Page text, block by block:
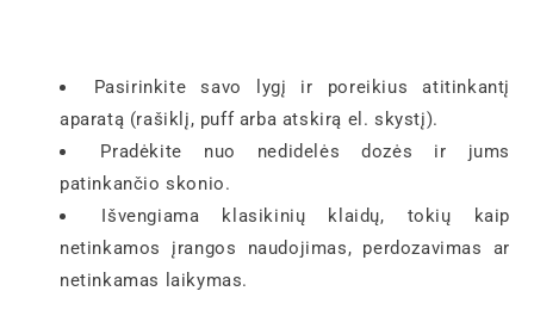
Pasirinkite savo lygį ir poreikius atitinkantį
aparatą (rašiklį, puff arba atskirą el. skystį).
Pradėkite nuo nedidelės dozės ir jums
patinkančio skonio.
Išvengiama klasikinių klaidų, tokių kaip
netinkamos įrangos naudojimas, perdozavimas ar
netinkamas laikymas.